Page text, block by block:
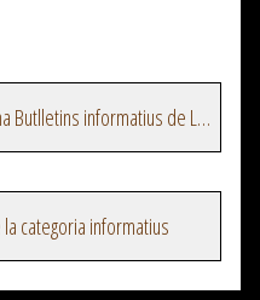
Veure més episodis del programa Butlletins informatius de La Xarxa
categoria informatius